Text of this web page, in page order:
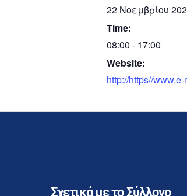
22 Νοεμβρίου
Time:
08:00 - 17:00
Website:
http://https//
Σχετικά με το Σύλλογο